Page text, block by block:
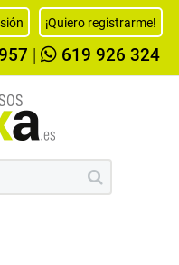
¡Quiero registrarme!
619 926 324